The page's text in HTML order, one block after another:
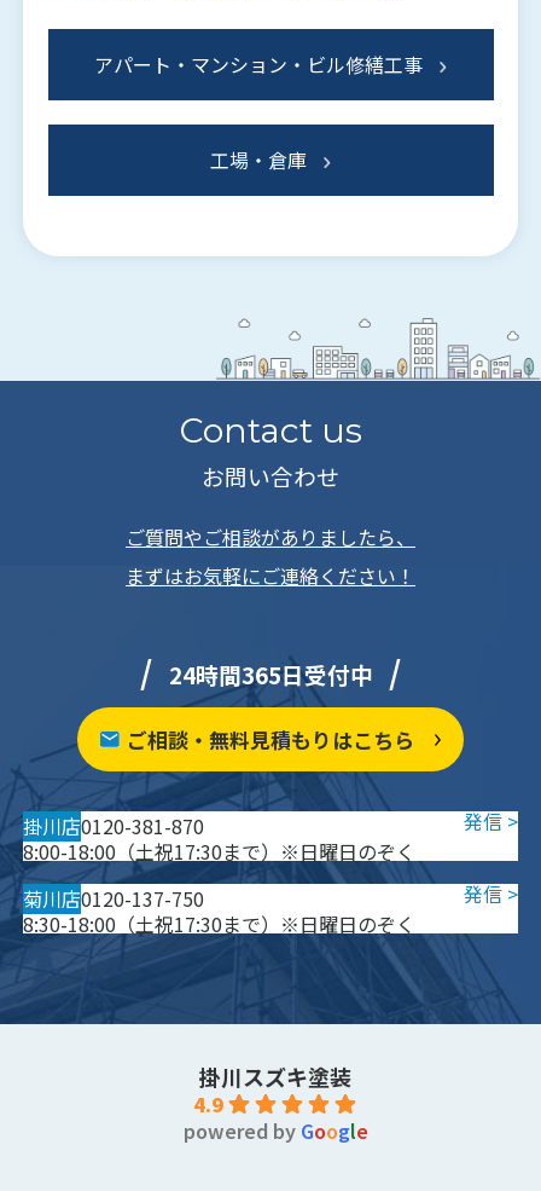
アパート・マンション・ビル修繕工事
工場・倉庫
Contact us
お問い合わせ
ご質問やご相談がありましたら、
まずはお気軽にご連絡ください！
24時間365日受付中
ご相談・無料見積もりはこちら
掛川店0120-381-870
8:00-18:00（土祝17:30まで）※日曜日のぞく
菊川店0120-137-750
8:30-18:00（土祝17:30まで）※日曜日のぞく
掛川スズキ塗装
4.9
powered by Google